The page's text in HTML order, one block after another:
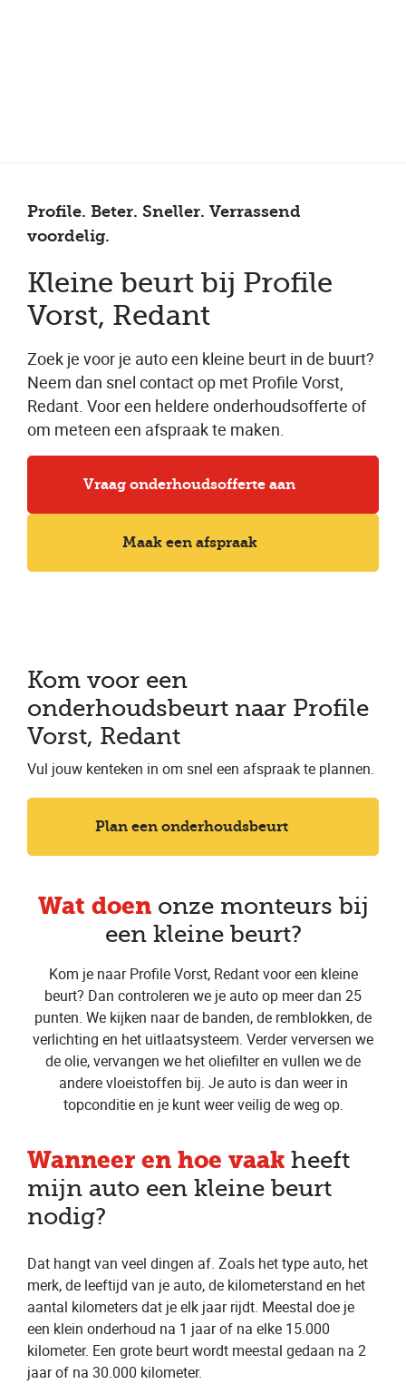
Profile. Beter. Sneller. Verrassend
voordelig.
Kleine beurt bij Profile
Vorst, Redant
Zoek je voor je auto een kleine beurt in de buurt?
Neem dan snel contact op met Profile Vorst,
Redant. Voor een heldere onderhoudsofferte of
om meteen een afspraak te maken.
Vraag onderhoudsofferte aan
Maak een afspraak
Kom voor een
onderhoudsbeurt naar Profile
Vorst, Redant
Vul jouw kenteken in om snel een afspraak te plannen.
Plan een onderhoudsbeurt
Wat doen onze monteurs bij
een kleine beurt?
Kom je naar Profile Vorst, Redant voor een kleine
beurt? Dan controleren we je auto op meer dan 25
punten. We kijken naar de banden, de remblokken, de
verlichting en het uitlaatsysteem. Verder verversen we
de olie, vervangen we het oliefilter en vullen we de
andere vloeistoffen bij. Je auto is dan weer in
topconditie en je kunt weer veilig de weg op.
Wanneer en hoe vaak heeft
mijn auto een kleine beurt
nodig?
Dat hangt van veel dingen af. Zoals het type auto, het
merk, de leeftijd van je auto, de kilometerstand en het
aantal kilometers dat je elk jaar rijdt. Meestal doe je
een klein onderhoud na 1 jaar of na elke 15.000
kilometer. Een grote beurt wordt meestal gedaan na 2
jaar of na 30.000 kilometer.